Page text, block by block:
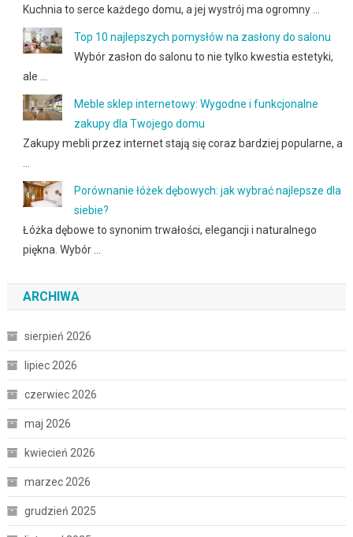
Kuchnia to serce każdego domu, a jej wystrój ma ogromny …
Top 10 najlepszych pomysłów na zasłony do salonu
Wybór zasłon do salonu to nie tylko kwestia estetyki,
ale …
Meble sklep internetowy: Wygodne i funkcjonalne
zakupy dla Twojego domu
Zakupy mebli przez internet stają się coraz bardziej popularne, a
Porównanie łóżek dębowych: jak wybrać najlepsze dla
siebie?
Łóżka dębowe to synonim trwałości, elegancji i naturalnego
piękna. Wybór …
ARCHIWA
sierpień 2026
lipiec 2026
czerwiec 2026
maj 2026
kwiecień 2026
marzec 2026
grudzień 2025